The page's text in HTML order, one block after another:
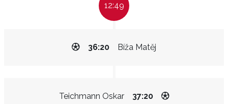
12:49
Bíža Matěj
36:20
Teichmann Oskar 37:20